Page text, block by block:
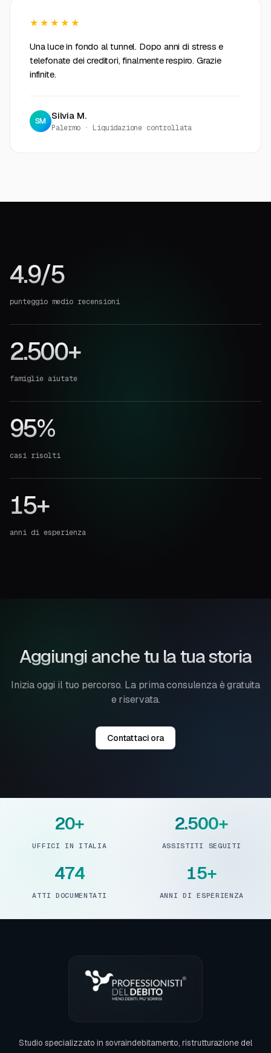
★★★★★
Una luce in fondo al tunnel. Dopo anni di stress e
telefonate dei creditori, finalmente respiro. Grazie
infinite.
SM Silvia M.
Palermo · Liquidazione controllata
4.9/5
punteggio medio recensioni
2.500+
famiglie aiutate
95%
casi risolti
15+
anni di esperienza
Aggiungi anche tu la tua storia
Inizia oggi il tuo percorso. La prima consulenza è gratuita
e riservata.
Contattaci ora
20+
UFFICI IN ITALIA
2.500+
ASSISTITI SEGUITI
474
ATTI DOCUMENTATI
15+
ANNI DI ESPERIENZA
Studio specializzato in sovraindebitamento, ristrutturazione del